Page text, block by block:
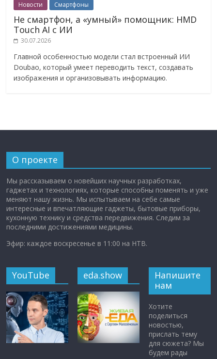
Новости Смартфоны
Не смартфон, а «умный» помощник: HMD
Touch AI с ИИ
30.07.2026
Главной особенностью модели стал встроенный ИИ
Doubao, который умеет переводить текст, создавать
изображения и организовывать информацию.
О проекте
Мы рассказываем о новейших научных разработках,
гаджетах и технологиях, которые способны поменять и уже
меняют нашу жизнь. Мы испытываем на себе самые
интересные и впечатляющие гаджеты, бытовые приборы,
кухонную технику и средства передвижения. Следим за
последними достижениями медицины.
Эфир: каждое воскресенье в 11:00 на НТВ.
YouTube eda.show
Напишите
нам
Хотите
поделиться
новостью,
прислать тему
для сюжета? Мы
будем рады